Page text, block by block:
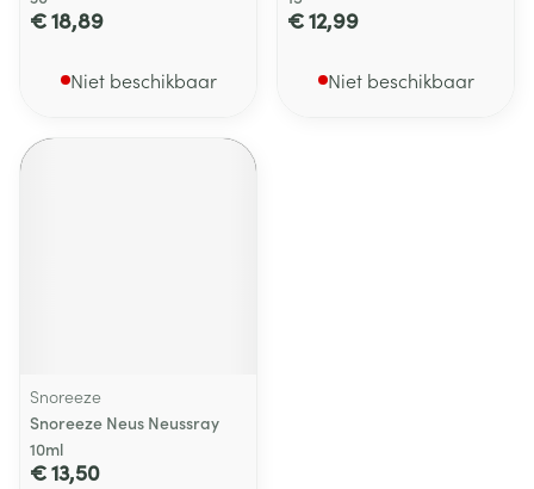
€ 18,89
Niet beschikbaar
€ 12,99
Niet beschikbaar
Snoreeze
Snoreeze Neus Neussray
10ml
€ 13,50